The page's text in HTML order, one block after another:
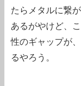
たらメタルに繋
あるがやけど、
性のギャップが
るやろう。